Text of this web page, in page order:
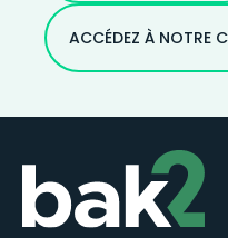
ACCÉDEZ À NOTRE